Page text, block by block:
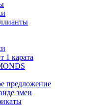
1 карата
предложение
змеи